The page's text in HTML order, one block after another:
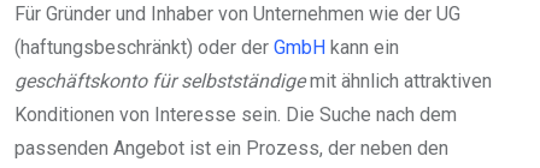
Für Gründer und Inhaber von Unternehmen wie der UG
(haftungsbeschränkt) oder der GmbH kann ein
geschäftskonto für selbstständigemit ähnlich attraktiven
Konditionen von Interesse sein. Die Suche nach dem
passenden Angebot ist ein Prozess, der neben den